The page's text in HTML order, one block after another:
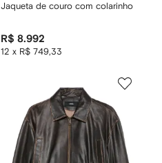
Jaqueta de couro com colarinho
R$ 8.992
12 x R$ 749,33